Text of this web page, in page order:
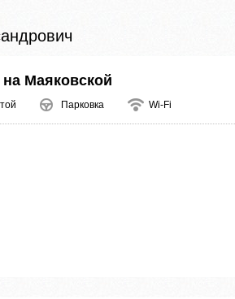
Маяковской
Парковка Wi-Fi